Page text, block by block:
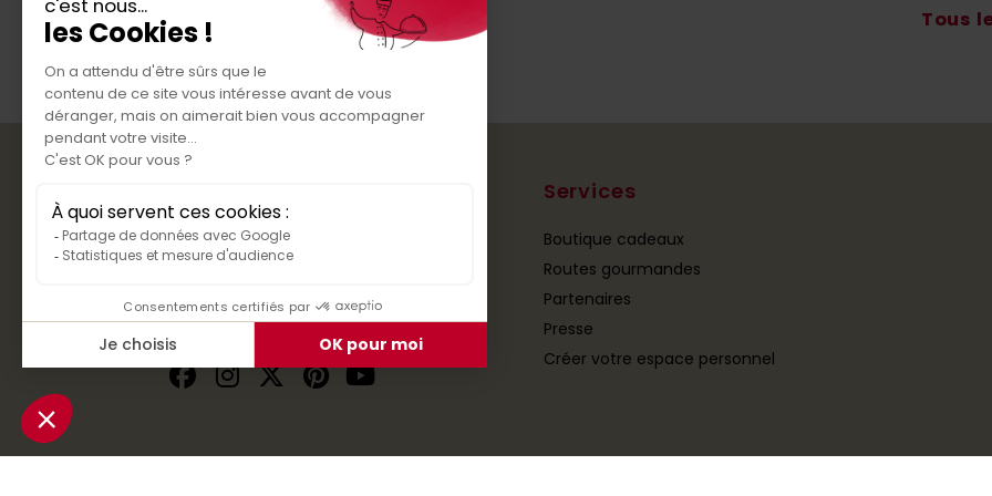
Tous
Services
Boutique cadeaux
Routes gourmandes
Partenaires
Presse
Créer votre espace personnel